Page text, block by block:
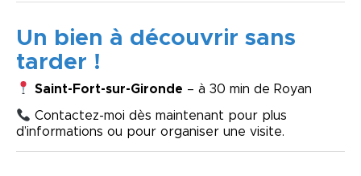
Un bien à découvrir sans
tarder !
Saint-Fort-sur-Gironde – à 30 min de Royan
Contactez-moi dès maintenant pour plus
d’informations ou pour organiser une visite.